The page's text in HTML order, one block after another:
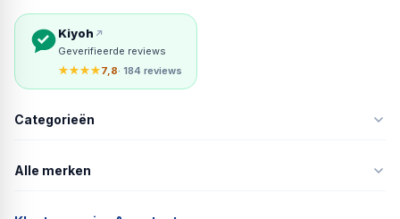
Kiyoh
Geverifieerde reviews
★★★★7,8· 184 reviews
Categorieën
Alle merken